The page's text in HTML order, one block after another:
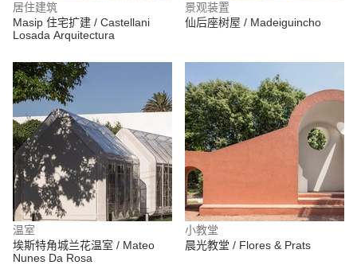
居住建筑
Masip 住宅扩建 / Castellani
Losada Arquitectura
景观装置
仙后座树屋 / Madeiguincho
温室
埃斯特角城兰花温室 / Mateo
Nunes Da Rosa
小教堂
晨光教堂 / Flores & Prats